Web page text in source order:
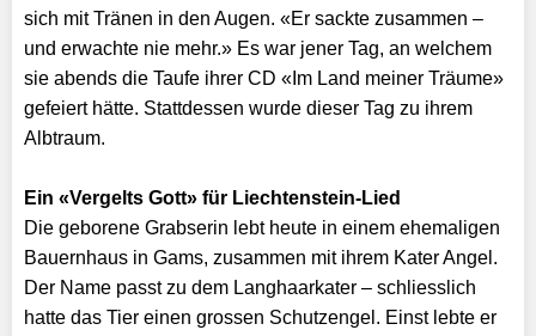
sich mit Tränen in den Augen. «Er sackte zusammen –
und erwachte nie mehr.» Es war jener Tag, an welchem
sie abends die Taufe ihrer CD «Im Land meiner Träume»
gefeiert hätte. Stattdessen wurde dieser Tag zu ihrem
Albtraum.
Ein «Vergelts Gott» für Liechtenstein-Lied
Die geborene Grabserin lebt heute in einem ehemaligen
Bauernhaus in Gams, zusammen mit ihrem Kater Angel.
Der Name passt zu dem Langhaarkater – schliesslich
hatte das Tier einen grossen Schutzengel. Einst lebte er